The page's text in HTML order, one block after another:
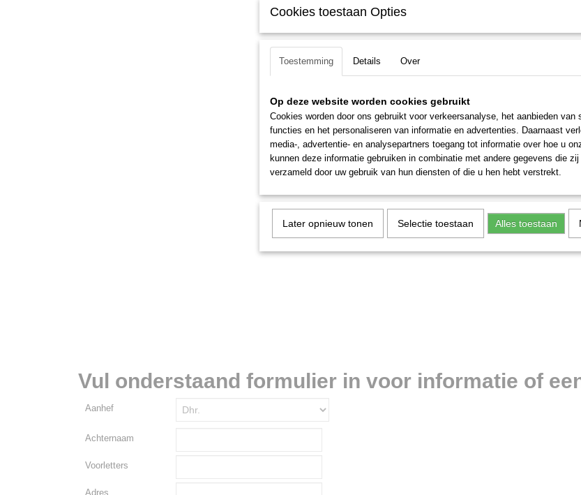
Vul onderstaand formulier in voor informatie of
Aanhef
Achternaam
Voorletters
Adres
Cookies toestaan Opties
Toestemming Details Over
Op deze website worden cookies gebruikt
Cookies worden door ons gebruikt voor verkeersanalyse, het aanbieden van
functies en het personaliseren van informatie en advertenties. Daarnaast
media-, advertentie- en analysepartners toegang tot informatie over hoe u
kunnen deze informatie gebruiken in combinatie met andere gegevens die
verzameld door uw gebruik van hun diensten of die u hen hebt verstrekt.
Later opnieuw tonen Selectie toestaan Alles toestaan